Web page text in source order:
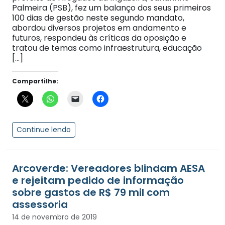
Palmeira (PSB), fez um balanço dos seus primeiros
100 dias de gestão neste segundo mandato,
abordou diversos projetos em andamento e
futuros, respondeu às críticas da oposição e
tratou de temas como infraestrutura, educação
[…]
Compartilhe:
Continue lendo
Arcoverde: Vereadores blindam AESA
e rejeitam pedido de informação
sobre gastos de R$ 79 mil com
assessoria
14 de novembro de 2019